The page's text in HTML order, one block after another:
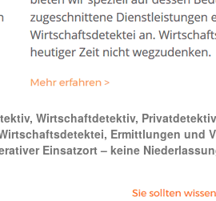
Wirtschaftdetektiv,
Ermittlungen und
Einsatzort – keine